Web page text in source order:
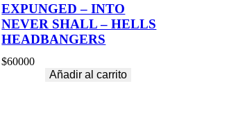
EXPUNGED – INTO
NEVER SHALL – HELLS
HEADBANGERS
$60000
Añadir al carrito